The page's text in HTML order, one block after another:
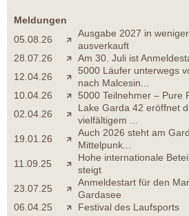
Meldungen
05.08.26
Ausgabe 2027 in
ausverkauft
28.07.26
Am 30. Juli ist
12.04.26
5000 Läufer unterwegs
nach Malcesin...
10.04.26
5000 Teilnehmer – Pure
02.04.26
Lake Garda 42 eröffnet
vielfältigem ...
19.01.26
Auch 2026 steht am
Mittelpunk...
11.09.25
Hohe internationale
steigt
23.07.25
Anmeldestart für den
Gardasee
06.04.25
Festival des Laufsports